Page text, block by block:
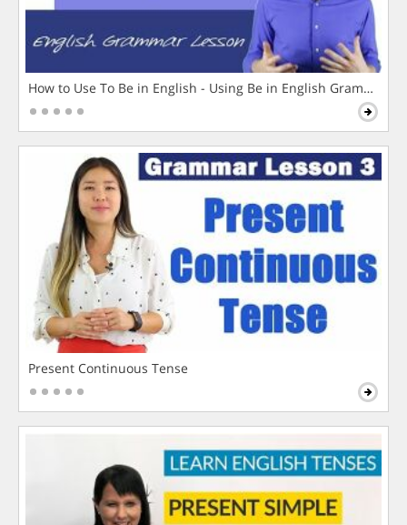
How to Use To Be in English - Using Be in English Grammar
Present Continuous Tense